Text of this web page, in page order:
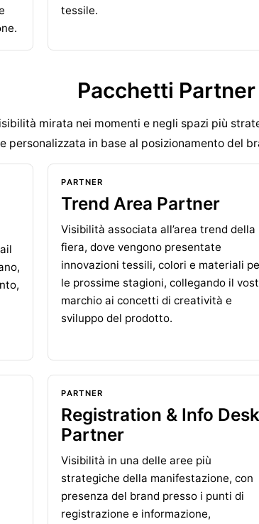
tessile.
Pacchetti Partner
mirata nei momenti e negli spazi più
in base al posizionamento del
PARTNER
Trend Area Partner
Visibilità associata all’area trend della
fiera, dove vengono presentate
innovazioni tessili, colori e materiali
le prossime stagioni, collegando il
marchio ai concetti di creatività e
sviluppo del prodotto.
PARTNER
Registration & Info Desk
Partner
Visibilità in una delle aree più
strategiche della manifestazione, con
presenza del brand presso i punti di
registrazione e informazione,